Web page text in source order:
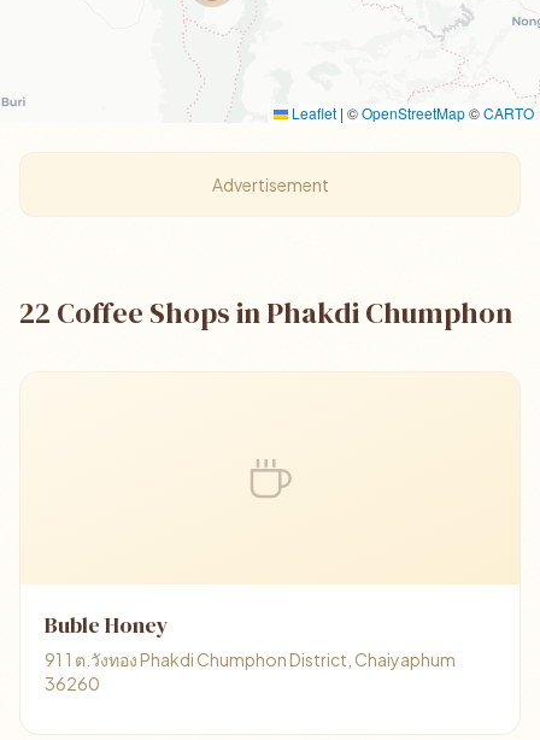
Leaflet | ©OpenStreetMap©CARTO
Advertisement
22 Coffee Shops in Phakdi Chumphon
Buble Honey
91 1 ต.วังทอง Phakdi Chumphon District, Chaiyaphum
36260